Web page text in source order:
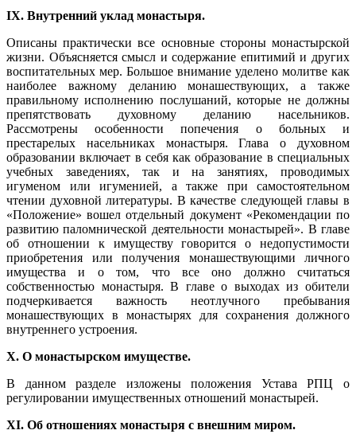
IX. Внутренний уклад монастыря.
Описаны практически все основные стороны монастырской
жизни. Объясняется смысл и содержание епитимий и других
воспитательных мер. Большое внимание уделено молитве как
наиболее важному деланию монашествующих, а также
правильному исполнению послушаний, которые не должны
препятствовать духовному деланию насельников.
Рассмотрены особенности попечения о больных и
престарелых насельниках монастыря. Глава о духовном
образовании включает в себя как образование в специальных
учебных заведениях, так и на занятиях, проводимых
игуменом или игуменией, а также при самостоятельном
чтении духовной литературы. В качестве следующей главы в
«Положение» вошел отдельный документ «Рекомендации по
развитию паломнической деятельности монастырей». В главе
об отношении к имуществу говорится о недопустимости
приобретения или получения монашествующими личного
имущества и о том, что все оно должно считаться
собственностью монастыря. В главе о выходах из обители
подчеркивается важность неотлучного пребывания
монашествующих в монастырях для сохранения должного
внутреннего устроения.
X. О монастырском имуществе.
В данном разделе изложены положения Устава РПЦ о
регулировании имущественных отношений монастырей.
XI. Об отношениях монастыря с внешним миром.